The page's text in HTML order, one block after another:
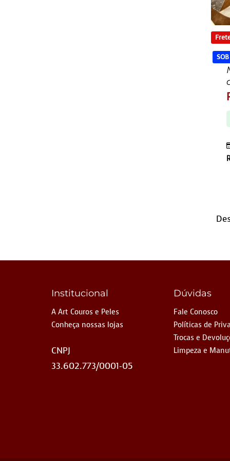
Institucional
A Art Couros e Peles
Conheça nossas lojas
CNPJ
33.602.773/0001-05
Dúvidas
Fale Conosco
Políticas de
Trocas e
Limpeza e